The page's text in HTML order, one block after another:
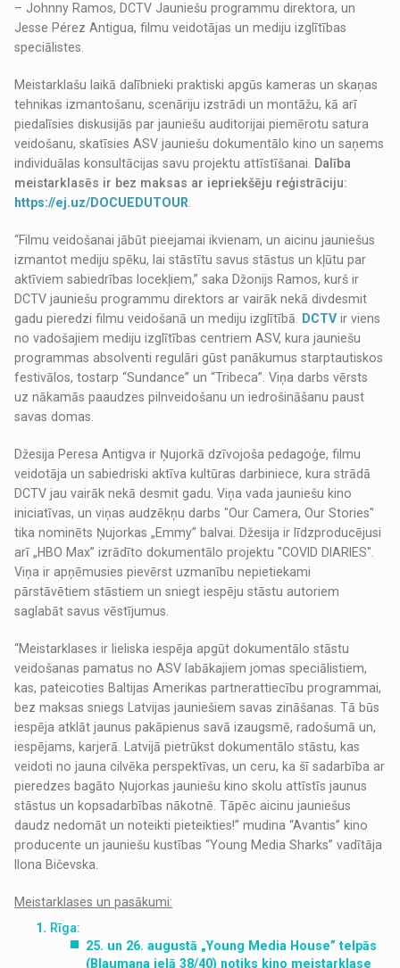
– Johnny Ramos, DCTV Jauniešu programmu direktora, un
Jesse Pérez Antigua, filmu veidotājas un mediju izglītības
speciālistes.
Meistarklašu laikā dalībnieki praktiski apgūs kameras un skaņas
tehnikas izmantošanu, scenāriju izstrādi un montāžu, kā arī
piedalīsies diskusijās par jauniešu auditorijai piemērotu satura
veidošanu, skatīsies ASV jauniešu dokumentālo kino un saņems
individuālas konsultācijas savu projektu attīstīšanai. Dalība
meistarklasēs ir bez maksas ar iepriekšēju reģistrāciju:
https://ej.uz/DOCUEDUTOUR.
“Filmu veidošanai jābūt pieejamai ikvienam, un aicinu jauniešus
izmantot mediju spēku, lai stāstītu savus stāstus un kļūtu par
aktīviem sabiedrības locekļiem,” saka Džonijs Ramos, kurš ir
DCTV jauniešu programmu direktors ar vairāk nekā divdesmit
gadu pieredzi filmu veidošanā un mediju izglītībā. DCTV ir viens
no vadošajiem mediju izglītības centriem ASV, kura jauniešu
programmas absolventi regulāri gūst panākumus starptautiskos
festivālos, tostarp “Sundance” un “Tribeca”. Viņa darbs vērsts
uz nākamās paaudzes pilnveidošanu un iedrošināšanu paust
savas domas.
Džesija Peresa Antigva ir Ņujorkā dzīvojoša pedagoģe, filmu
veidotāja un sabiedriski aktīva kultūras darbiniece, kura strādā
DCTV jau vairāk nekā desmit gadu. Viņa vada jauniešu kino
iniciatīvas, un viņas audzēkņu darbs "Our Camera, Our Stories"
tika nominēts Ņujorkas „Emmy” balvai. Džesija ir līdzproducējusi
arī „HBO Max” izrādīto dokumentālo projektu "COVID DIARIES".
Viņa ir apņēmusies pievērst uzmanību nepietiekami
pārstāvētiem stāstiem un sniegt iespēju stāstu autoriem
saglabāt savus vēstījumus.
“Meistarklases ir lieliska iespēja apgūt dokumentālo stāstu
veidošanas pamatus no ASV labākajiem jomas speciālistiem,
kas, pateicoties Baltijas Amerikas partnerattiecību programmai,
bez maksas sniegs Latvijas jauniešiem savas zināšanas. Tā būs
iespēja atklāt jaunus pakāpienus savā izaugsmē, radošumā un,
iespējams, karjerā. Latvijā pietrūkst dokumentālo stāstu, kas
veidoti no jauna cilvēka perspektīvas, un ceru, ka šī sadarbība ar
pieredzes bagāto Ņujorkas jauniešu kino skolu attīstīs jaunus
stāstus un kopsadarbības nākotnē. Tāpēc aicinu jauniešus
daudz nedomāt un noteikti pieteikties!” mudina “Avantis” kino
producente un jauniešu kustības “Young Media Sharks” vadītāja
Ilona Bičevska.
Meistarklases un pasākumi:
Rīga:
25. un 26. augustā „Young Media House” telpās
(Blaumaņa ielā 38/40) notiks kino meistarklase